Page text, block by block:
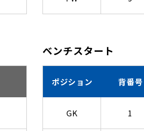
ベンチスタート
ポジション 背番号
GK 1